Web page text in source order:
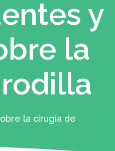
y
la
la cirugía de